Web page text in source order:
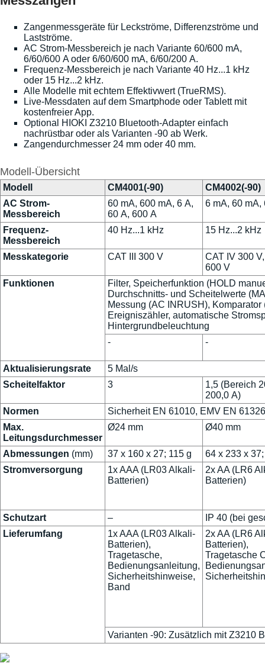
Zangenmessgeräte für Leckströme, Differenzströme und
Lastströme.
AC Strom-Messbereich je nach Variante 60/600 mA,
6/60/600 A oder 6/60/600 mA, 6/60/200 A.
Frequenz-Messbereich je nach Variante 40 Hz...1 kHz
oder 15 Hz...2 kHz.
Alle Modelle mit echtem Effektivwert (TrueRMS).
Live-Messdaten auf dem Smartphode oder Tablett mit
kostenfreier App.
Optional HIOKI Z3210 Bluetooth-Adapter einfach
nachrüstbar oder als Varianten -90 ab Werk.
Zangendurchmesser 24 mm oder 40 mm.
Modell-Übersicht
Modell CM4001(-90)
CM4002(-90)
AC Strom-
Messbereich
60 mA, 600 mA, 6 A,
60 A, 600 A
6 mA, 60 mA,
Frequenz-
Messbereich
40 Hz...1 kHz 15 Hz...2 kHz
Messkategorie CAT III 300 V
CAT IV 300
600 V
Funktionen
Filter, Speicherfunktion (HOLD
Durchschnitts- und Scheitelwerte
Messung (AC INRUSH), Komparator
Ereigniszähler, automatische
Hintergrundbeleuchtung
-
-
Aktualisierungsrate
5 Mal/s
Scheitelfaktor
3
1,5 (Bereich
200,0 A)
Normen
Sicherheit EN 61010, EMV EN 61326
Max.
Leitungsdurchmesser
Ø24 mm Ø40 mm
Abmessungen (mm) 37 x 160 x 27; 115 g
64 x 233 x
Stromversorgung
1x AAA (LR03 Alkali-
Batterien)
2x AA (LR6
Batterien)
Schutzart –
IP 40 (bei
Lieferumfang
1x AAA (LR03 Alkali-
Batterien),
Tragetasche,
Bedienungsanleitung,
Sicherheitshinweise,
Band
2x AA (LR6
Batterien),
Tragetasche
Varianten -90: Zusätzlich mit Z3210